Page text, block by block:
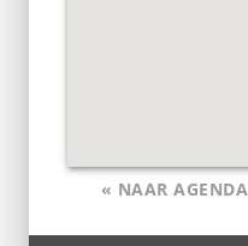
« NAAR AGENDA